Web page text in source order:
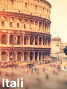
TRADEFAIR
Itali